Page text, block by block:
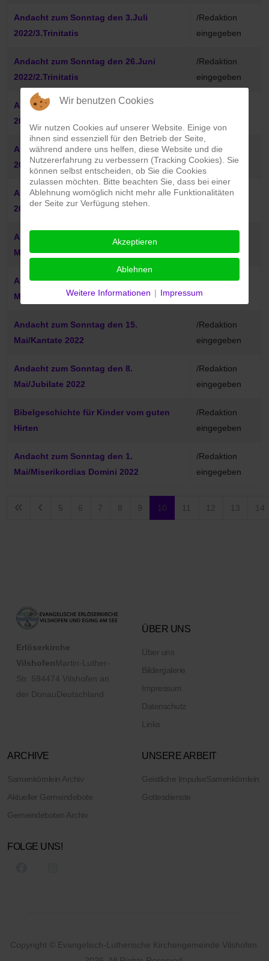
Andacht zum Sonntag den 3.Juli
2022/3.Trinitatis
/Redaktion
eingegeben
Andacht zum Sonntag den 26.Juni
2022/2.Trinitatis
/Redaktion
eingegeben
Andacht zum Sonntag den 19.Juni
2022/1.Trinitatis
Andacht zum Sonntag den 12. Juni
2022/Trinitatis
/Redaktion
eingegeben
Andacht zum Sonntag den 5. Juni
2022/Pfingstfest
/Redaktion
Andacht zum Sonntag den 29.
Mai/Exaudi 2022
eingegeben
Andacht zum Sonntag den 22.
Mai/Rogate 2022
/Redaktion
eingegeben
Andacht zum Sonntag den 15.
Mai/Kantate 2022
/Redaktion
eingegeben
Andacht zum Sonntag den 8.
Mai/Jubilate 2022
/Redaktion
eingegeben
Bibelgeschichte für Kinder vom guten
Hirten
/Redaktion
eingegeben
Andacht zum Sonntag den 1.
Mai/Miserikordias Domini 2022
/Redaktion
eingegeben
Seite 10 von 20
5 6 7 8 9 10 12 13 14
Erlöserkirche
Vilshofen Martin-Luther-
Str. 594474 Vilshofen an
der Donau Deutschland
ÜBER UNS
Über uns
Bildergalerie
Impressum
Datenschutz
Links
ARCHIVE
Samenkörnlein Archiv
Aktueller Gemeindebote
Gemeindeboten Archiv
UNSERE ARBEIT
Geistliche ImpulseSamenkörnlein
Gottesdienste
FOLGE UNS!
Copyright © Evangelisch-Lutherische Kirchengemeinde Vilshofen.
Wir benutzen Cookies
Wir nutzen Cookies auf unserer Website. Einige von
ihnen sind essenziell für den Betrieb der Seite,
während andere uns helfen, diese Website und die
Nutzererfahrung zu verbessern (Tracking Cookies). Sie
können selbst entscheiden, ob Sie die Cookies
zulassen möchten. Bitte beachten Sie, dass bei einer
Ablehnung womöglich nicht mehr alle Funktionalitäten
der Seite zur Verfügung stehen.
Akzeptieren
Ablehnen
Weitere Informationen | Impressum